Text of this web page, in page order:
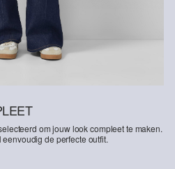
om jouw look compleet te maken.
de perfecte outfit.